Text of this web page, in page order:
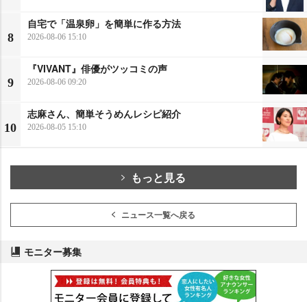
8
自宅で「温泉卵」を簡単に作る方法
2026-08-06 15:10
9
『VIVANT』俳優がツッコミの声
2026-08-06 09:20
10
志麻さん、簡単そうめんレシピ紹介
2026-08-05 15:10
もっと見る
ニュース一覧へ戻る
モニター募集